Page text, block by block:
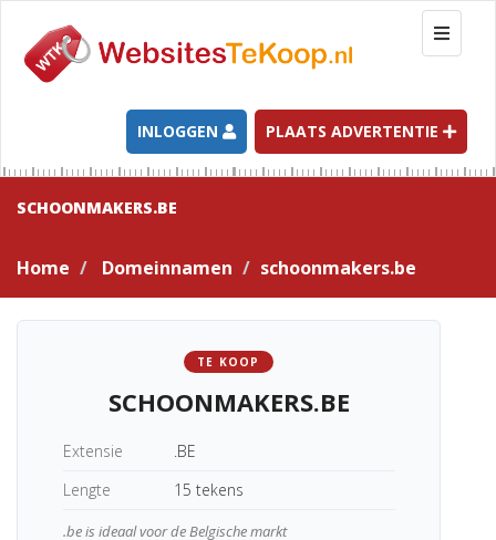
T
o
g
l
e
n
a
t
INLOGGEN PLAATS ADVERTENTIE
SCHOONMAKERS.BE
Home Domeinnamen schoonmakers.be
TE KOOP
SCHOONMAKERS.BE
Extensie
.BE
Lengte
15 tekens
.be is ideaal voor de Belgische markt